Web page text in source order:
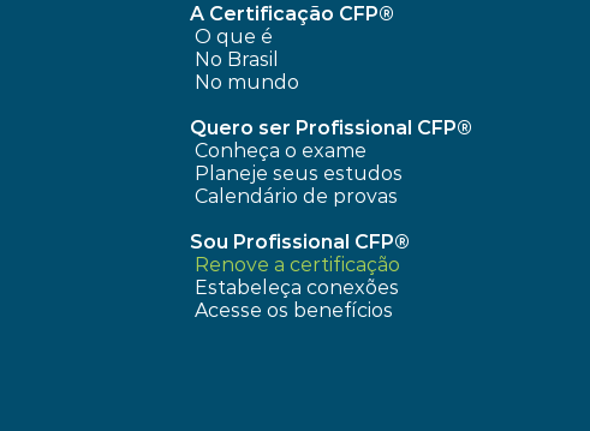
A Certificação CFP®
O que é
No Brasil
No mundo
Quero ser Profissional CFP®
Conheça o exame
Planeje seus estudos
Calendário de provas
Sou Profissional CFP®
Renove a certificação
Estabeleça conexões
Acesse os benefícios